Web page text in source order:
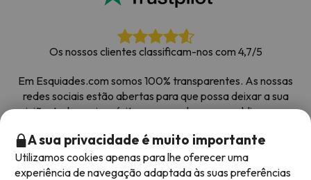
Os nossos clientes classificam-nos com 4,7/5
Em Esquiades.com somos 100% transparentes. As nossas
redes sociais estão abertas para que possa deixar a sua
opinião, todos os inquéritos que recebemos e publicamos na
Obrigado pela confiança|Mais de 700 000 pessoas
reservaram as suas férias na neve com Esquiades.com
A sua privacidade é muito importante
Utilizamos cookies apenas para lhe oferecer uma
experiência de navegação adaptada às suas preferências